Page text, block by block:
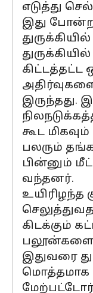
எடுத்து
இது
கிட்டத்தட்ட
இருந்தது.
கூட
பலரும்
பின்னும்
வந்தனர்.
உயிரிழந்த
கிடக்கும்
பலூன்களை
இதுவரை
மொத்தமாக